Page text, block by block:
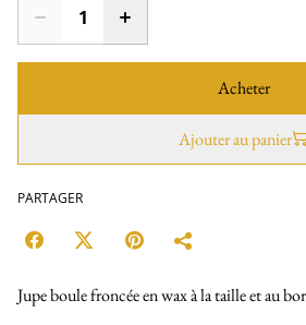
Acheter
Ajouter au panier
PARTAGER
Jupe boule froncée en wax à la taille et au